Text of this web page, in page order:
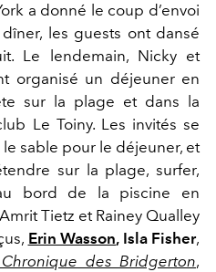
a donné le coup d’envoi
les guests ont dansé
Le lendemain, Nicky et
organisé un déjeuner en
sur la plage et dans la
Le Toiny. Les invités se
sable pour le déjeuner, et
sur la plage, surfer,
bord de la piscine en
Tietz et Rainey Qualley
Erin Wasson, Isla Fisher,
des Bridgerton,